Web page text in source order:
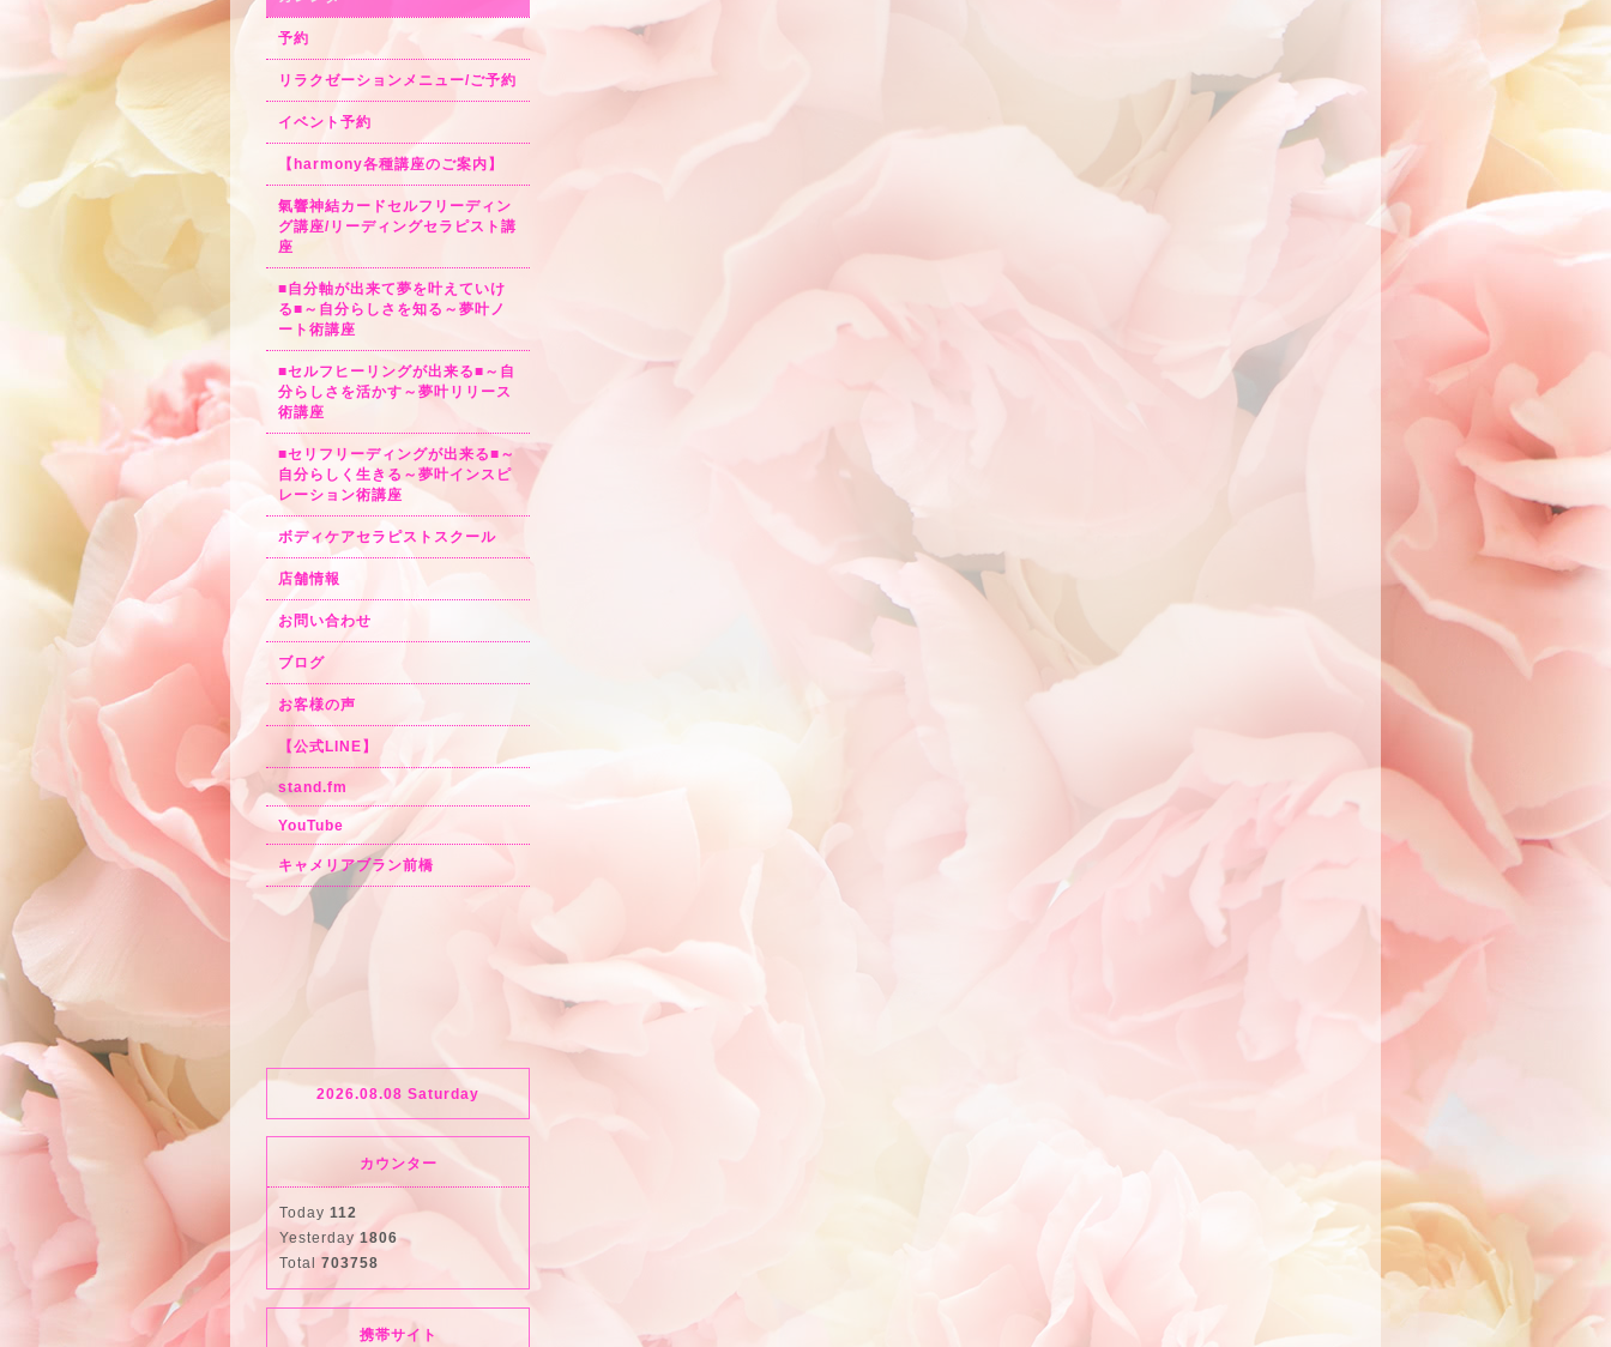
予約
リラクゼーションメニュー/ご予約
イベント予約
【harmony各種講座のご案内】
氣響神結カードセルフリーディン
グ講座/リーディングセラピスト講
座
■自分軸が出来て夢を叶えていけ
る■～自分らしさを知る～夢叶ノ
ート術講座
■セルフヒーリングが出来る■～自
分らしさを活かす～夢叶リリース
術講座
■セリフリーディングが出来る■～
自分らしく生きる～夢叶インスピ
レーション術講座
ボディケアセラピストスクール
店舗情報
お問い合わせ
ブログ
お客様の声
【公式LINE】
stand.fm
YouTube
キャメリアブラン前橋
2026.08.08 Saturday
カウンター
Today 112
Yesterday 1806
Total 703758
携帯サイト